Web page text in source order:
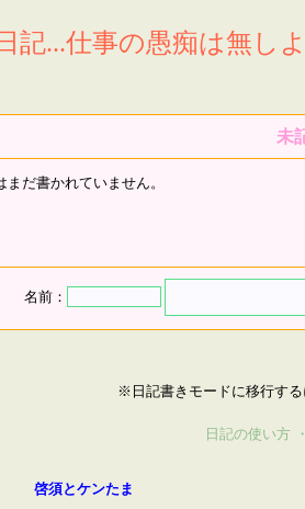
記...仕事の愚痴は無し
未
まだ書かれていません。
名前：
※日記書きモードに移行する
日記の使い方 ・
啓須とケンたま